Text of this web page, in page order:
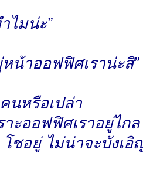
ไมน่ะ”
น้าออฟฟิศเราน่ะสิ”
นหรือเปล่า
าะออฟฟิศเราอยู่ไกล
ชอยู่ ไม่น่าจะบังเอิ